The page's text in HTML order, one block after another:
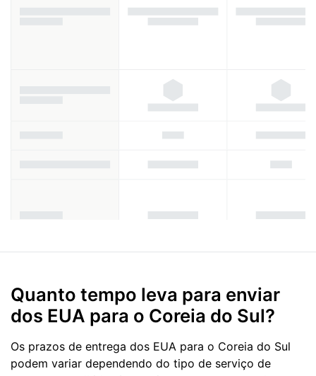
Quanto tempo leva para enviar
dos EUA para o Coreia do Sul?
Os prazos de entrega dos EUA para o Coreia do Sul
podem variar dependendo do tipo de serviço de